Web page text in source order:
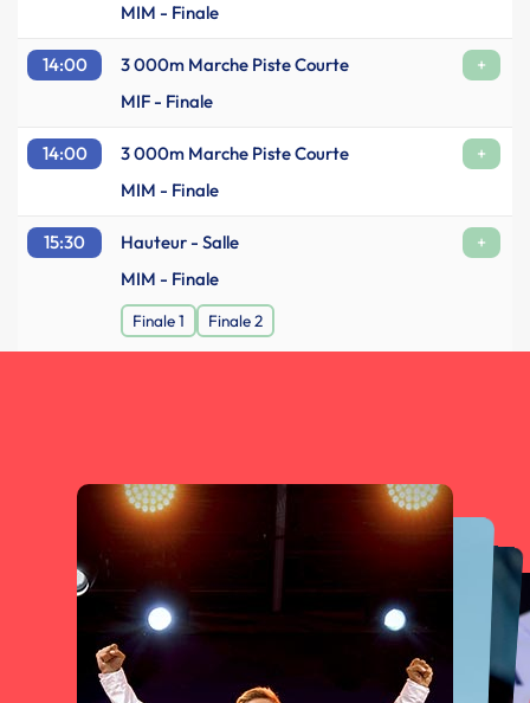
MIM - Finale
14:00 3 000m Marche Piste Courte
+
MIF - Finale
14:00 3 000m Marche Piste Courte
+
MIM - Finale
15:30 Hauteur - Salle
+
MIM - Finale
Finale 1 Finale 2